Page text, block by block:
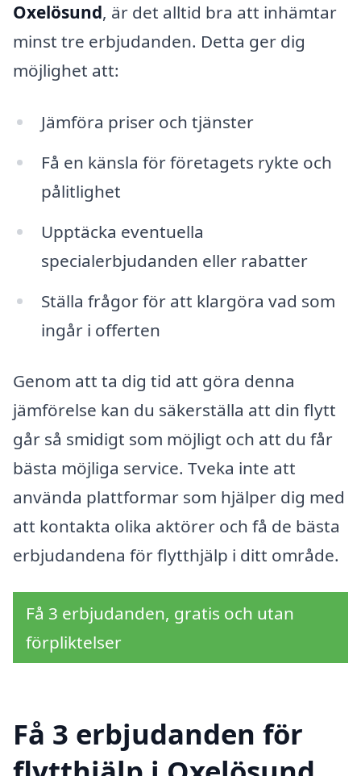
Oxelösund, är det alltid bra att inhämtar
minst tre erbjudanden. Detta ger dig
möjlighet att:
Jämföra priser och tjänster
Få en känsla för företagets rykte och
pålitlighet
Upptäcka eventuella
specialerbjudanden eller rabatter
Ställa frågor för att klargöra vad som
ingår i offerten
Genom att ta dig tid att göra denna
jämförelse kan du säkerställa att din flytt
går så smidigt som möjligt och att du får
bästa möjliga service. Tveka inte att
använda plattformar som hjälper dig med
att kontakta olika aktörer och få de bästa
erbjudandena för flytthjälp i ditt område.
Få 3 erbjudanden, gratis och utan
förpliktelser
Få 3 erbjudanden för